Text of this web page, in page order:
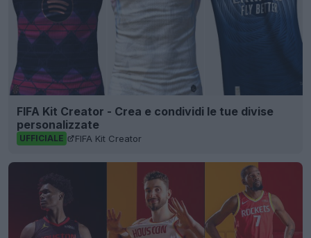
FIFA Kit Creator - Crea e condividi le tue divise
personalizzate
UFFICIALE FIFA Kit Creator